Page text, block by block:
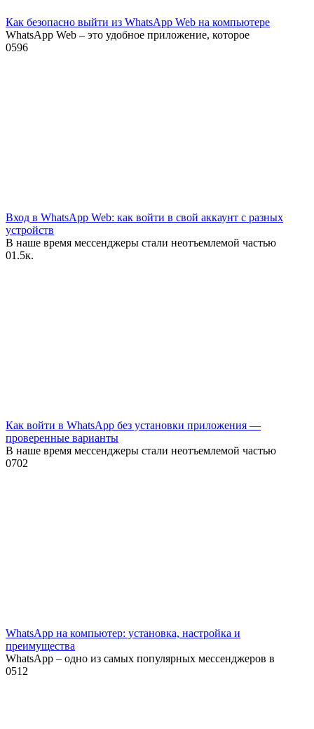
Как безопасно выйти из WhatsApp Web на компьютере
WhatsApp Web – это удобное приложение, которое
0596
Вход в WhatsApp Web: как войти в свой аккаунт с разных
устройств
В наше время мессенджеры стали неотъемлемой частью
01.5к.
Как войти в WhatsApp без установки приложения —
проверенные варианты
В наше время мессенджеры стали неотъемлемой частью
0702
WhatsApp на компьютер: установка, настройка и
преимущества
WhatsApp – одно из самых популярных мессенджеров в
0512